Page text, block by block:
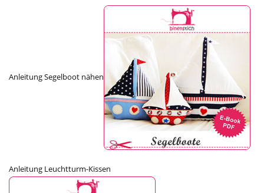
Anleitung Segelboot nähen
Anleitung Leuchtturm-Kissen